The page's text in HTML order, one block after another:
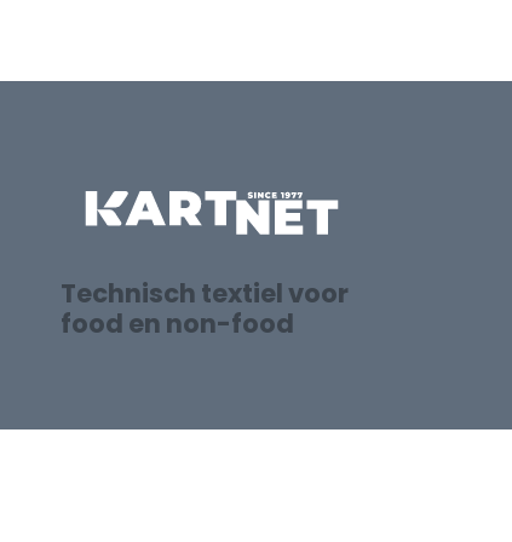
Technisch textiel voor
food en non-food